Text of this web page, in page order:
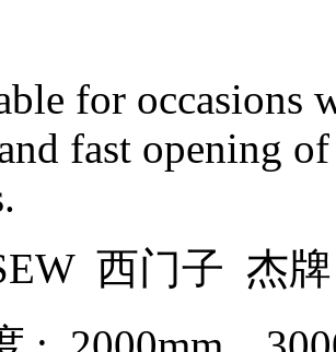
for occasions
fast opening
西门子 杰牌